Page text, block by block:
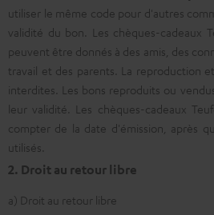
utiliser le même code pour d'autres
validité du bon. Les chèques-cadeaux
peuvent être donnés à des amis, des
travail et des parents. La reproduction
interdites. Les bons reproduits ou
leur validité. Les chèques-cadeaux
compter de la date d'émission, après
utilisés.
2. Droit au retour libre
a) Droit au retour libre